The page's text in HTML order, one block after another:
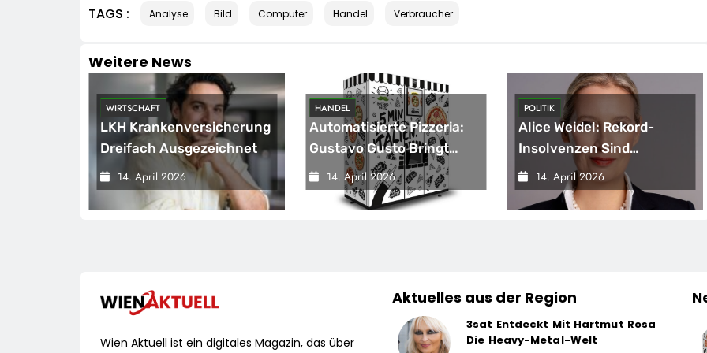
TAGS : Analyse Bild Computer Handel Verbraucher
Weitere News
WIRTSCHAFT
LKH Krankenversicherung
Dreifach Ausgezeichnet
14. April 2026
HANDEL
Automatisierte Pizzeria:
Gustavo Gusto Bringt
Innovationsprojekt
„Gustavomat“ An Den
14. April 2026
POLITIK
Alice Weidel: Rekord-
Insolvenzen Sind
Warnsignal –
Bundesregierung
Verschärft Die
14. April 2026
Wien Aktuell ist ein digitales Magazin, das über
Aktuelles aus der Region
3sat Entdeckt Mit Hartmut Rosa
Die Heavy-Metal-Welt